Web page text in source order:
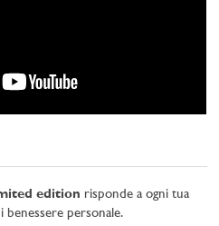
edition risponde a ogni tua
benessere personale.